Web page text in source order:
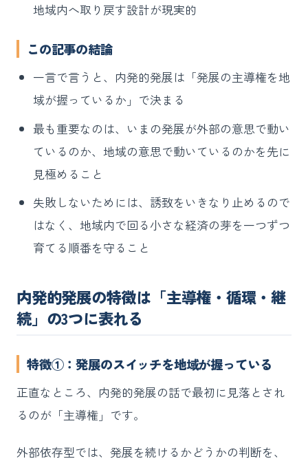
地域内へ取り戻す設計が現実的
この記事の結論
一言で言うと、内発的発展は「発展の主導権を地
域が握っているか」で決まる
最も重要なのは、いまの発展が外部の意思で動い
ているのか、地域の意思で動いているのかを先に
見極めること
失敗しないためには、誘致をいきなり止めるので
はなく、地域内で回る小さな経済の芽を一つずつ
育てる順番を守ること
内発的発展の特徴は「主導権・循環・継
続」の3つに表れる
特徴①：発展のスイッチを地域が握っている
正直なところ、内発的発展の話で最初に見落とされ
るのが「主導権」です。
外部依存型では、発展を続けるかどうかの判断を、